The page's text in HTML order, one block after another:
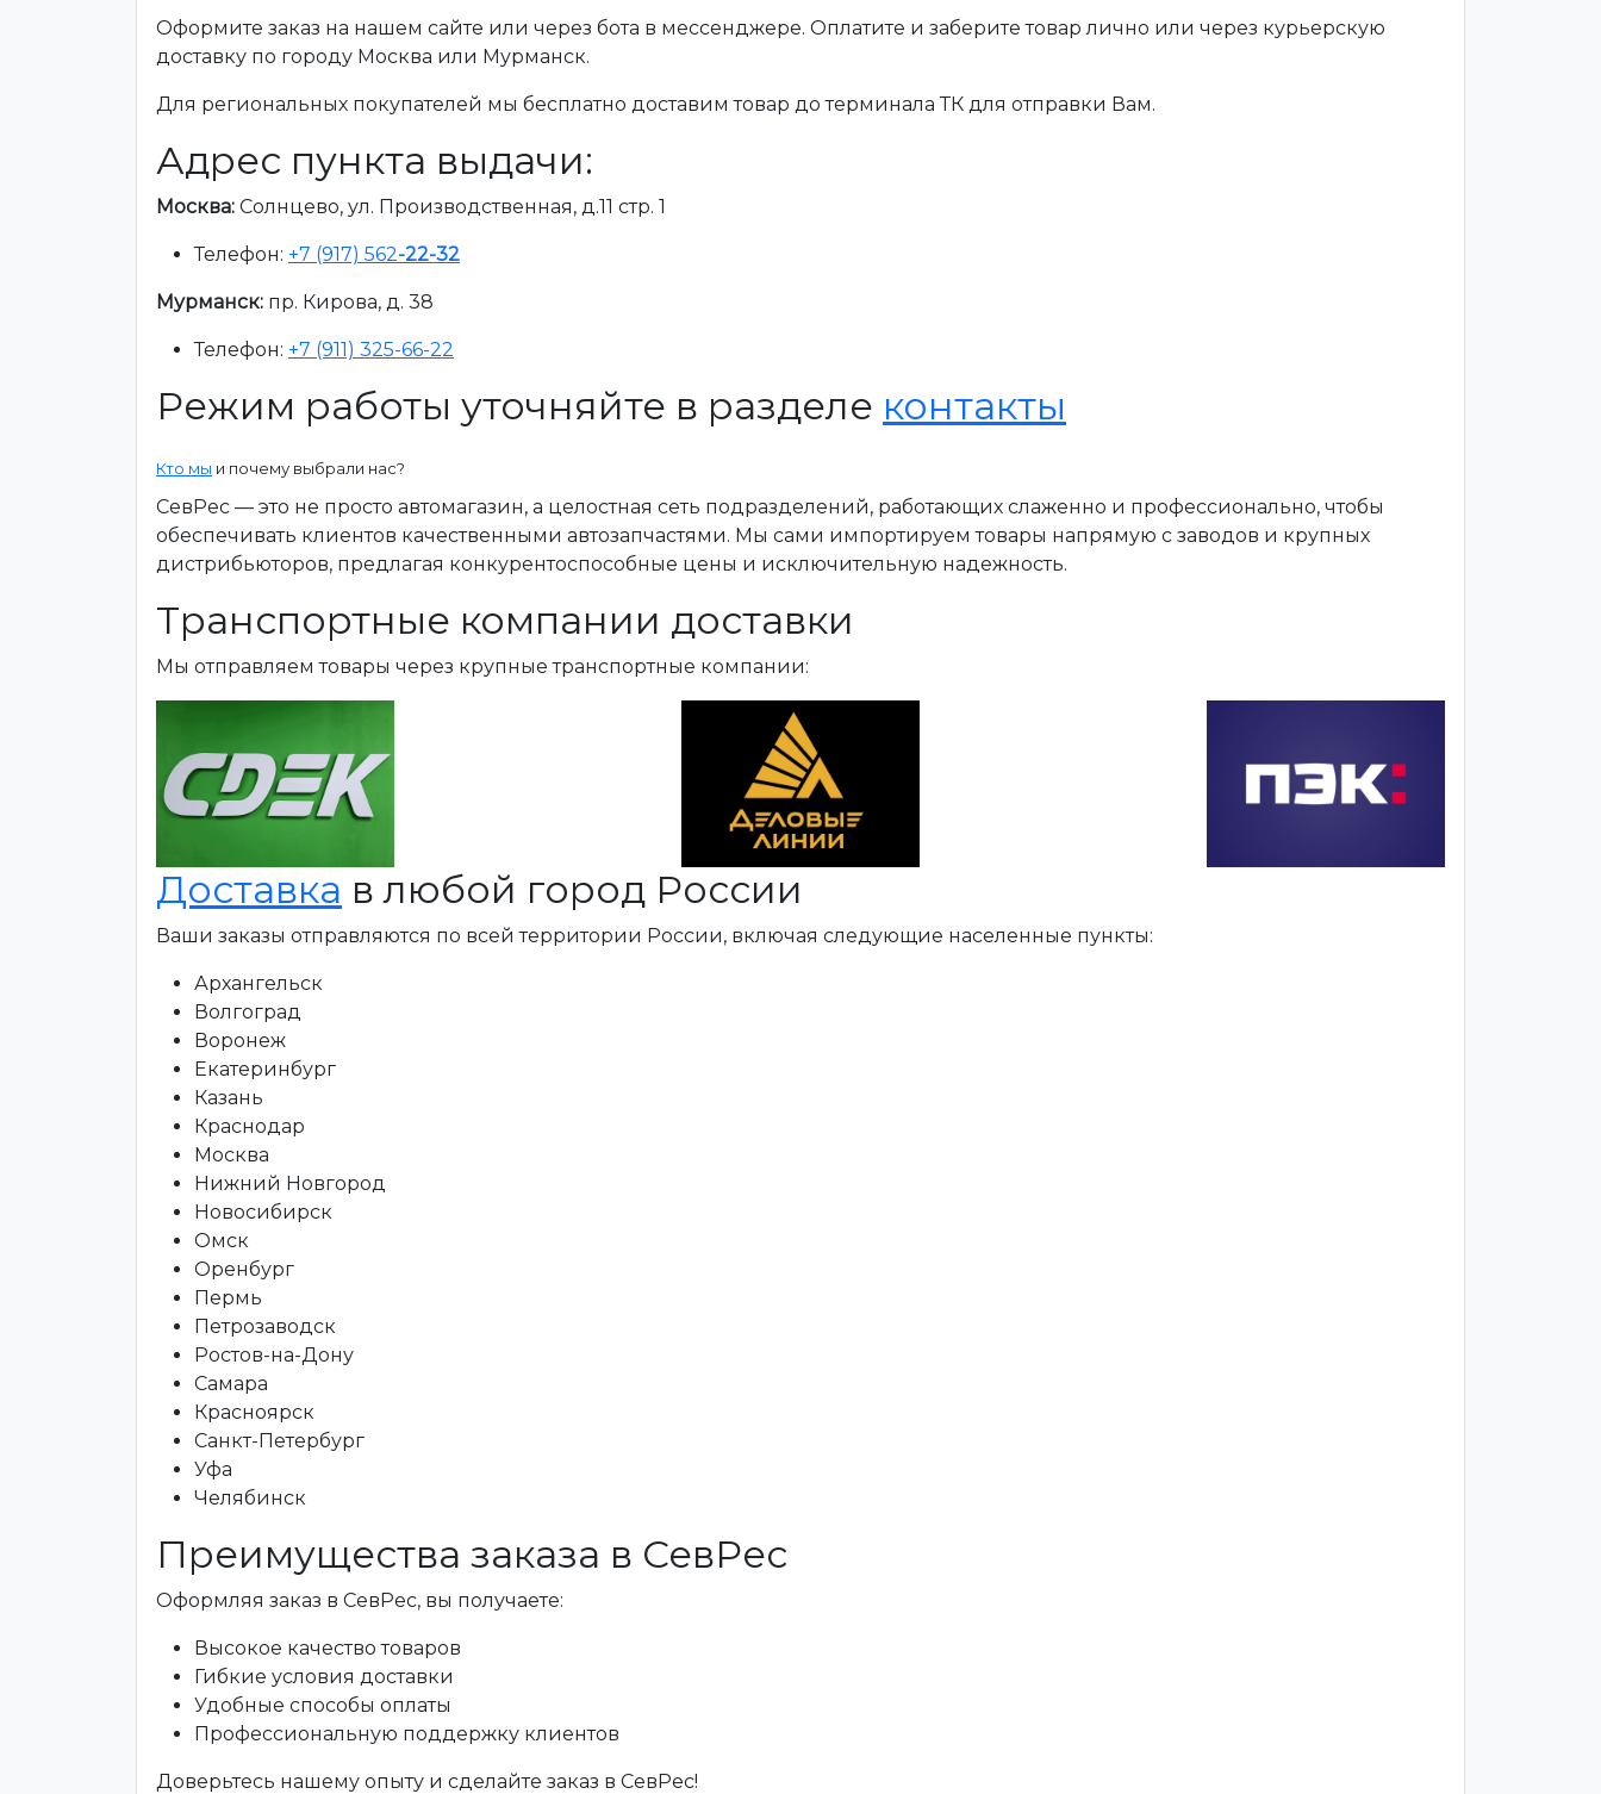
Оформите заказ на нашем сайте или через бота в мессенджере. Оплатите и заберите товар лично или через курьерскую
доставку по городу Москва или Мурманск.
Для региональных покупателей мы бесплатно доставим товар до терминала ТК для отправки Вам.
Адрес пункта выдачи:
Москва: Солнцево, ул. Производственная, д.11 стр. 1
Телефон: +7 (917) 562-22-32
Мурманск: пр. Кирова, д. 38
Телефон: +7 (911) 325-66-22
Режим работы уточняйте в разделе контакты
Кто мы и почему выбрали нас?
СевРес — это не просто автомагазин, а целостная сеть подразделений, работающих слаженно и профессионально, чтобы
обеспечивать клиентов качественными автозапчастями. Мы сами импортируем товары напрямую с заводов и крупных
дистрибьюторов, предлагая конкурентоспособные цены и исключительную надежность.
Транспортные компании доставки
Мы отправляем товары через крупные транспортные компании:
Доставка в любой город России
Ваши заказы отправляются по всей территории России, включая следующие населенные пункты:
Архангельск
Волгоград
Воронеж
Екатеринбург
Казань
Краснодар
Москва
Нижний Новгород
Новосибирск
Омск
Оренбург
Пермь
Петрозаводск
Ростов-на-Дону
Самара
Красноярск
Санкт-Петербург
Уфа
Челябинск
Преимущества заказа в СевРес
Оформляя заказ в СевРес, вы получаете:
Высокое качество товаров
Гибкие условия доставки
Удобные способы оплаты
Профессиональную поддержку клиентов
Доверьтесь нашему опыту и сделайте заказ в СевРес!